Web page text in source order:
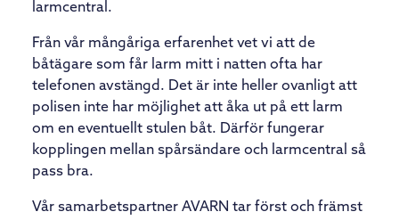
larmcentral.
Från vår mångåriga erfarenhet vet vi att de
båtägare som får larm mitt i natten ofta har
telefonen avstängd. Det är inte heller ovanligt att
polisen inte har möjlighet att åka ut på ett larm
om en eventuellt stulen båt. Därför fungerar
kopplingen mellan spårsändare och larmcentral så
pass bra.
Vår samarbetspartner AVARN tar först och främst